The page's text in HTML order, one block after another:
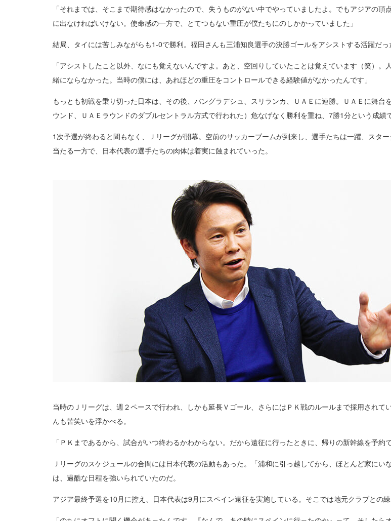
「それまでは、そこまで期待感はなかったので、失うものがない中でやっていましたよ。でもアジアの
に出なければいけない。使命感の一方で、とてつもない重圧が僕たちにのしかかっていました」
結局、タイには苦しみながらも1-0で勝利。福田さんも三浦知良選手の決勝ゴールをアシストする活躍だ
「アシストしたこと以外、なにも覚えないんですよ。あと、空回りしていたことは覚えています（笑）
緒にならなかった。当時の僕には、あれほどの重圧をコントロールできる経験値がなかったんです」
もっとも初戦を乗り切った日本は、その後、バングラデシュ、スリランカ、ＵＡＥに連勝。ＵＡＥに舞
ウンド、ＵＡＥラウンドのダブルセントラル方式で行われた）危なげなく勝利を重ね、7勝1分という成績
1次予選が終わると間もなく、Ｊリーグが開幕。空前のサッカーブームが到来し、選手たちは一躍、スタ
当たる一方で、日本代表の選手たちの肉体は着実に蝕まれていった。
当時のＪリーグは、週２ペースで行われ、しかも延長Ｖゴール、さらにはＰＫ戦のルールまで採用され
んも苦笑いを浮かべる。
「ＰＫまであるから、試合がいつ終わるかわからない。だから遠征に行ったときに、帰りの新幹線を予約
Ｊリーグのスケジュールの合間には日本代表の活動もあった。「浦和に引っ越してから、ほとんど家に
は、過酷な日程を強いられていたのだ。
アジア最終予選を10月に控え、日本代表は9月にスペイン遠征を実施している。そこでは地元クラブとの